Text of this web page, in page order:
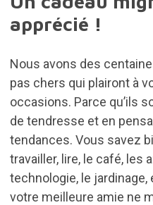
apprécié !
Nous avons des
pas chers qui plairont à
occasions. Parce qu’ils
de tendresse et en
tendances. Vous savez
travailler, lire, le café, les
technologie, le
votre meilleure amie ne